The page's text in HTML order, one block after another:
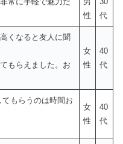
性
代
くなると友人に聞
もらえました。お
女
性
40
代
もらうのは時間お
女
性
40
代